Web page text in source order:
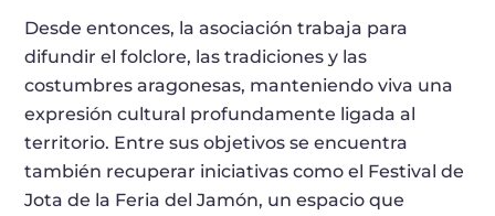
Desde entonces, la asociación trabaja para
difundir el folclore, las tradiciones y las
costumbres aragonesas, manteniendo viva una
expresión cultural profundamente ligada al
territorio. Entre sus objetivos se encuentra
también recuperar iniciativas como el Festival de
Jota de la Feria del Jamón, un espacio que